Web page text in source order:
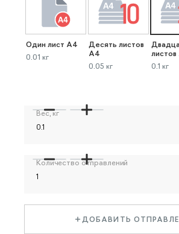
Один лист А4
0.01 кг
Десять листов
А4
0.05 кг
0.1 кг
Вес, кг
Количество отправлений
ДОБАВИТЬ